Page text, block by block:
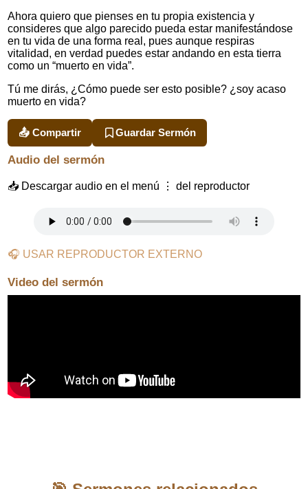
Ahora quiero que pienses en tu propia existencia y
consideres que algo parecido pueda estar manifestándose
en tu vida de una forma real, pues aunque respiras
vitalidad, en verdad puedes estar andando en esta tierra
como un “muerto en vida”.
Tú me dirás, ¿Cómo puede ser esto posible? ¿soy acaso
muerto en vida?
📤 Compartir Guardar Sermón
Audio del sermón
📥 Descargar audio en el menú ⋮ del reproductor
🎧 USAR REPRODUCTOR EXTERNO
Video del sermón